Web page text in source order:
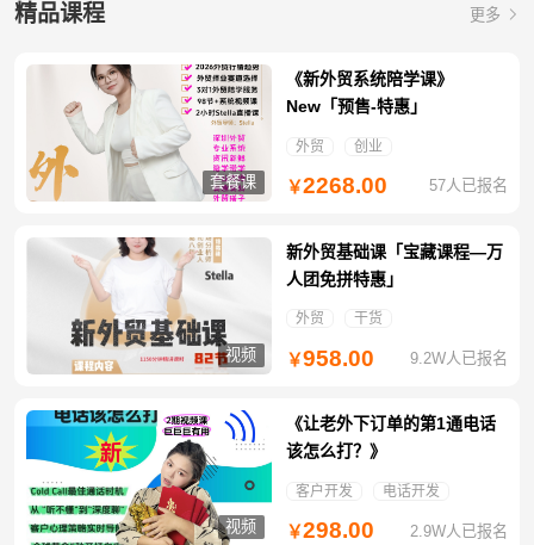
精品课程 更多
套餐课
《新外贸系统陪学课》
New「预售-特惠」
外贸 创业
￥2268.00 57人已报名
视频
新外贸基础课「宝藏课程—万
人团免拼特惠」
外贸 干货
￥958.00 9.2W人已报名
视频
《让老外下订单的第1通电话
该怎么打？》
客户开发 电话开发
￥298.00 2.9W人已报名